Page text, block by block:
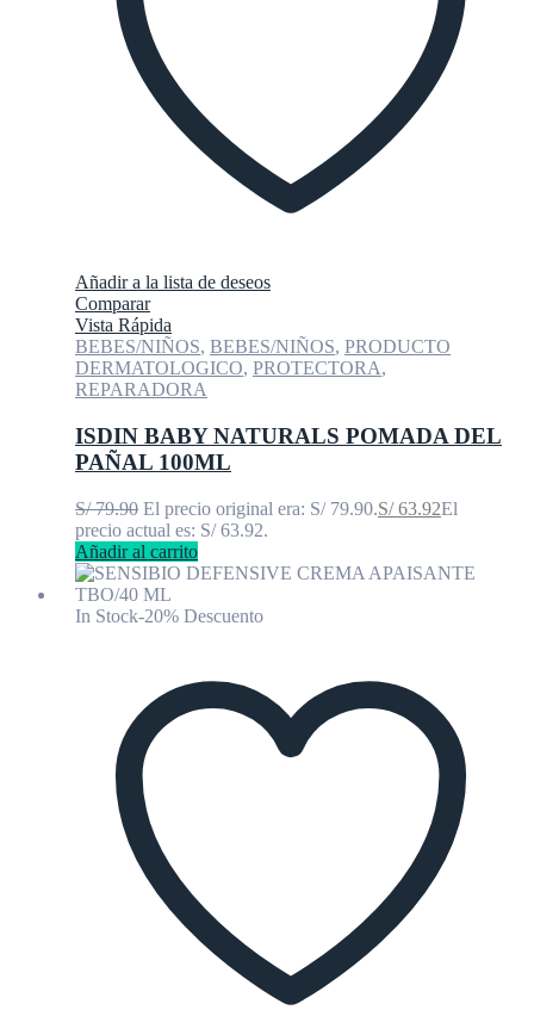
Añadir a la lista de deseos
Comparar
Vista Rápida
BEBES/NIÑOS, BEBES/NIÑOS, PRODUCTO
DERMATOLOGICO, PROTECTORA,
REPARADORA
ISDIN BABY NATURALS POMADA DEL
PAÑAL 100ML
S/79.90 El precio original era: S/ 79.90.S/63.92El
precio actual es: S/ 63.92.
Añadir al carrito
In Stock-20% Descuento